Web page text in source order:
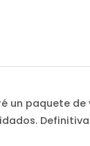
un paquete